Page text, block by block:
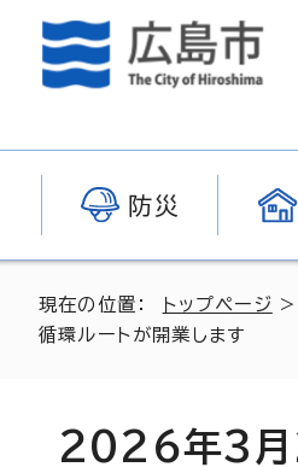
防災
現在の位置： トップページ >
循環ルートが開業します
2026年3月